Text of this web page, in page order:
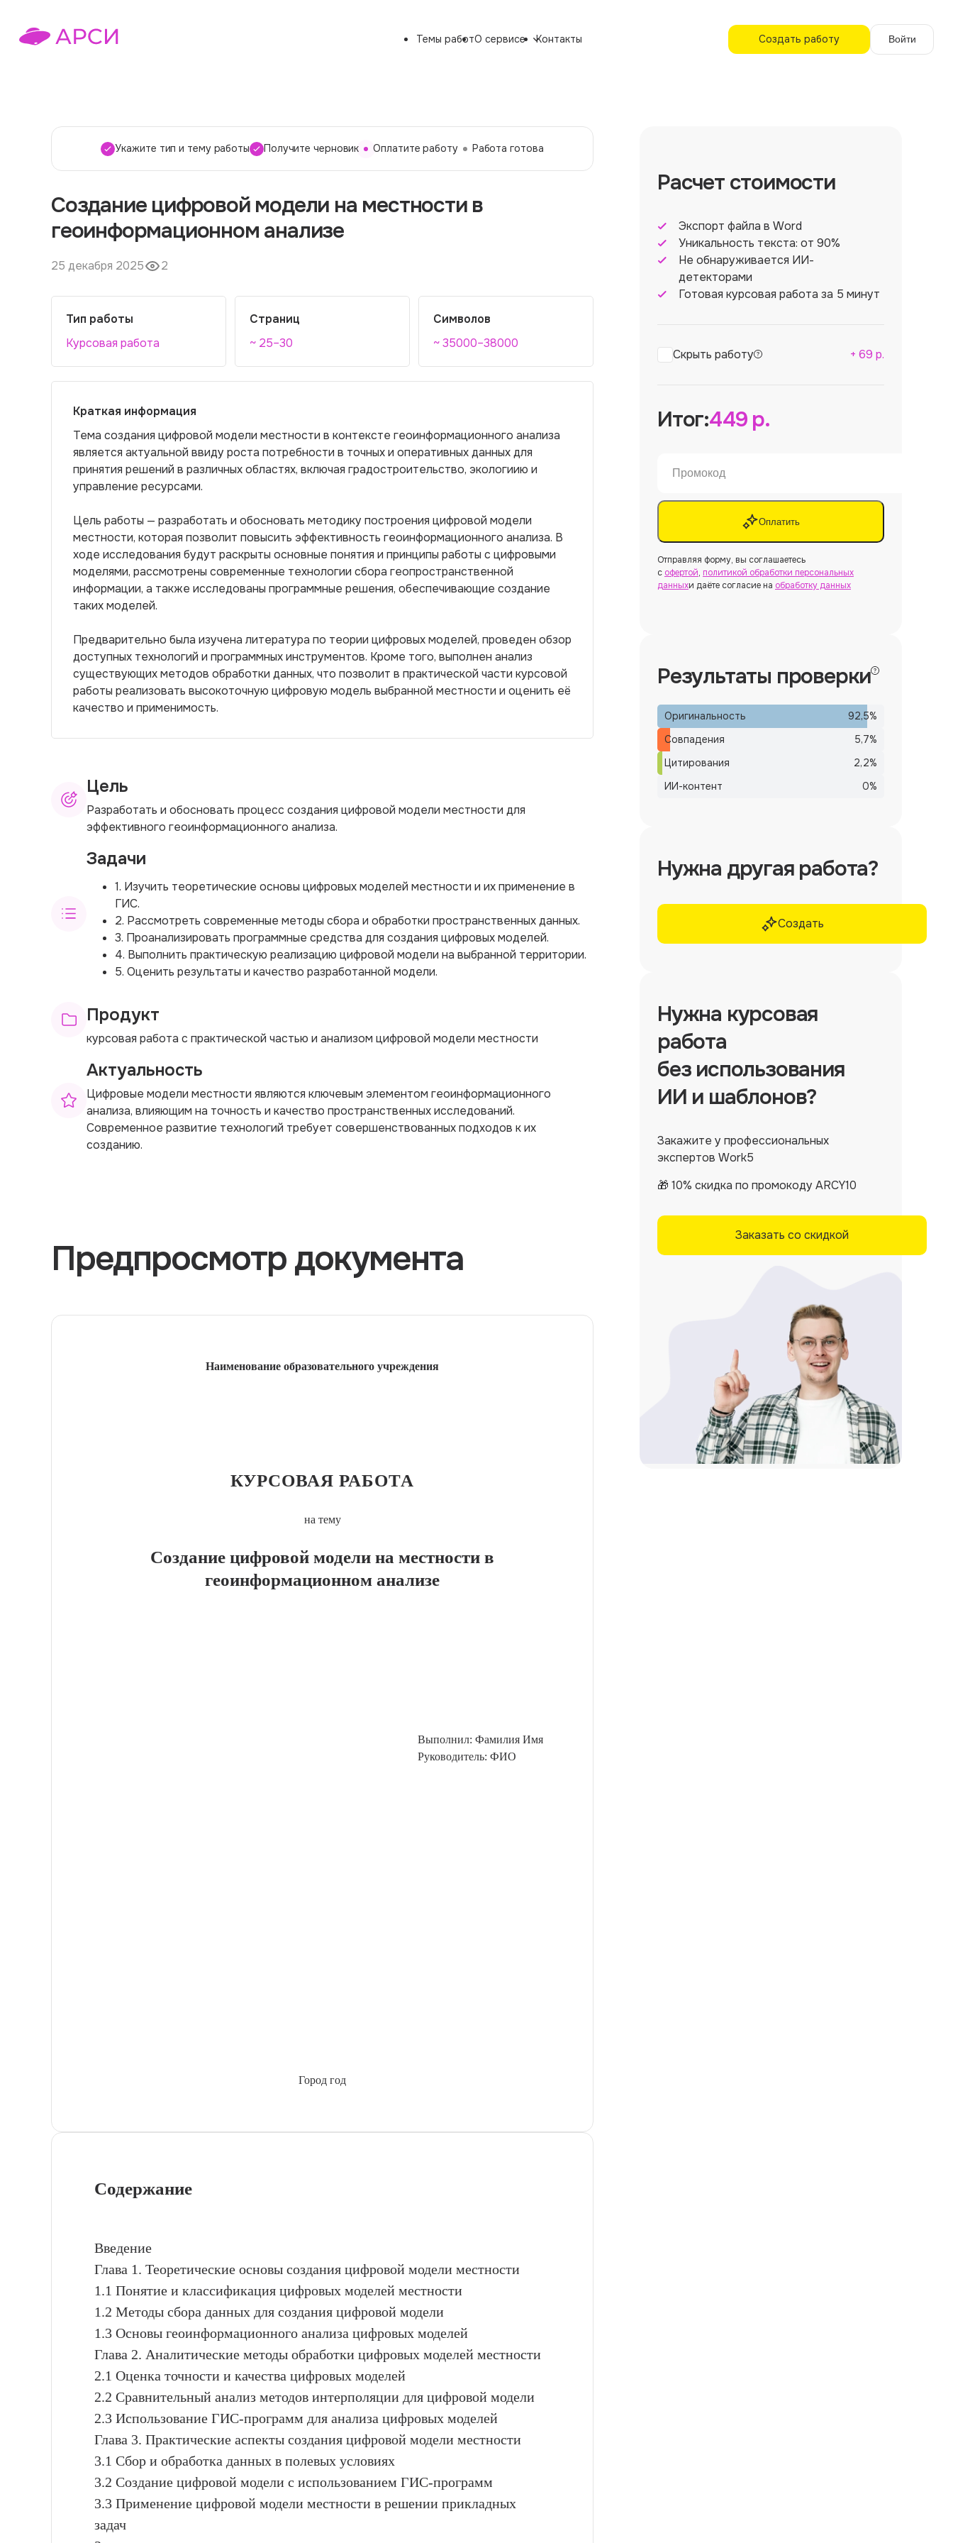
Темы работО сервисе Контакты Создать работу Войти
Укажите тип и тему работы Получите черновик Оплатите работу Работа готова
Создание цифровой модели на местности в
геоинформационном анализе
25 декабря 2025 2
Тип работы
Курсовая работа
Страниц
~ 25–30
Символов
~ 35000–38000
Краткая информация
Тема создания цифровой модели местности в контексте геоинформационного анализа
является актуальной ввиду роста потребности в точных и оперативных данных для
принятия решений в различных областях, включая градостроительство, экологиию и
управление ресурсами.
Цель работы — разработать и обосновать методику построения цифровой модели
местности, которая позволит повысить эффективность геоинформационного анализа. В
ходе исследования будут раскрыты основные понятия и принципы работы с цифровыми
моделями, рассмотрены современные технологии сбора геопространственной
информации, а также исследованы программные решения, обеспечивающие создание
таких моделей.
Предварительно была изучена литература по теории цифровых моделей, проведен обзор
доступных технологий и программных инструментов. Кроме того, выполнен анализ
существующих методов обработки данных, что позволит в практической части курсовой
работы реализовать высокоточную цифровую модель выбранной местности и оценить её
качество и применимость.
Цель
Разработать и обосновать процесс создания цифровой модели местности для
эффективного геоинформационного анализа.
Задачи
1. Изучить теоретические основы цифровых моделей местности и их применение в
ГИС.
2. Рассмотреть современные методы сбора и обработки пространственных данных.
3. Проанализировать программные средства для создания цифровых моделей.
4. Выполнить практическую реализацию цифровой модели на выбранной территории.
5. Оценить результаты и качество разработанной модели.
Продукт
курсовая работа с практической частью и анализом цифровой модели местности
Актуальность
Цифровые модели местности являются ключевым элементом геоинформационного
анализа, влияющим на точность и качество пространственных исследований.
Современное развитие технологий требует совершенствованных подходов к их
созданию.
Предпросмотр документа
Наименование образовательного учреждения
КУРСОВАЯ РАБОТА
на тему
Создание цифровой модели на местности в
геоинформационном анализе
Выполнил: Фамилия Имя
Руководитель: ФИО
Город год
Содержание
Введение
Глава 1. Теоретические основы создания цифровой модели местности
1.1 Понятие и классификация цифровых моделей местности
1.2 Методы сбора данных для создания цифровой модели
1.3 Основы геоинформационного анализа цифровых моделей
Глава 2. Аналитические методы обработки цифровых моделей местности
2.1 Оценка точности и качества цифровых моделей
2.2 Сравнительный анализ методов интерполяции для цифровой модели
2.3 Использование ГИС-программ для анализа цифровых моделей
Глава 3. Практические аспекты создания цифровой модели местности
3.1 Сбор и обработка данных в полевых условиях
3.2 Создание цифровой модели с использованием ГИС-программ
3.3 Применение цифровой модели местности в решении прикладных
задач
Расчет стоимости
Экспорт файла в Word
Уникальность текста: от 90%
Не обнаруживается ИИ-
детекторами
Готовая курсовая работа за 5 минут
Скрыть работу + 69 р.
Итог:449р.
Оплатить
Отправляя форму, вы соглашаетесь
с офертой, политикой обработки персональных
данныхи даёте согласие на обработку данных
Результаты проверки
Оригинальность 92,5%
Совпадения
5,7%
Цитирования
2,2%
ИИ-контент
0%
Нужна другая работа?
Создать
Нужна курсовая
работа
без использования
ИИ и шаблонов?
Закажите у профессиональных
экспертов Work5
🎁 10% скидка по промокоду ARCY10
Заказать со скидкой